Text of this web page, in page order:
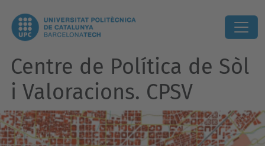
Centre de Política de Sòl
i Valoracions. CPSV